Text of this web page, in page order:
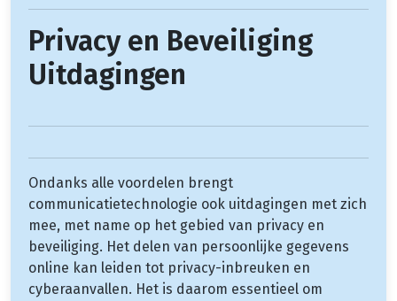
Privacy en Beveiliging
Uitdagingen
Ondanks alle voordelen brengt
communicatietechnologie ook uitdagingen met zich
mee, met name op het gebied van privacy en
beveiliging. Het delen van persoonlijke gegevens
online kan leiden tot privacy-inbreuken en
cyberaanvallen. Het is daarom essentieel om